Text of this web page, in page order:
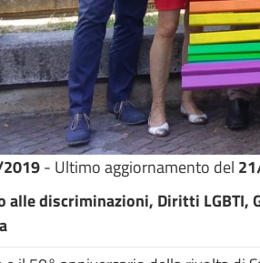
- Ultimo aggiornamento del
alle discriminazioni, Diritti